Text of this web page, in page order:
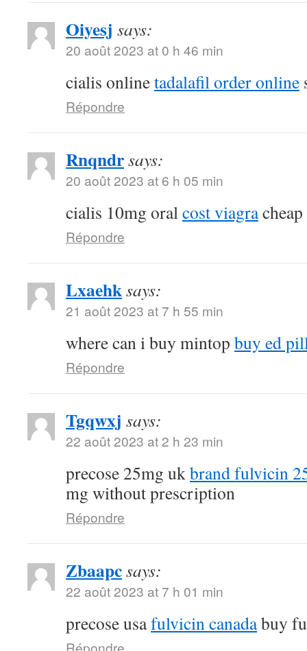
Oiyesj says:
20 août 2023 at 0 h 46 min
cialis onlinetadalafil order online
Répondre
Rnqndrsays:
20 août 2023 at 6 h 05 min
cialis 10mg oral cost viagra
Répondre
Lxaehksays:
21 août 2023 at 7 h 55 min
where can i buy mintop buy ed
Répondre
Tgqwxj says:
22 août 2023 at 2 h 23 min
precose 25mg uk brand fulvicin
mg without prescription
Répondre
Zbaapcsays:
22 août 2023 at 7 h 01 min
precose usafulvicin canadabuy
Répondre